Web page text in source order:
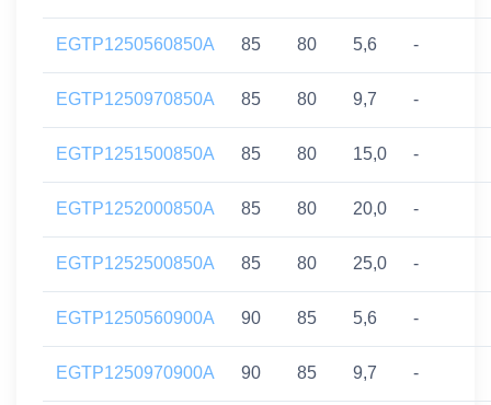
EGTP1250560850A 85 80 5,6 -
EGTP1250970850A 85 80 9,7 -
EGTP1251500850A 85 80 15,0 -
EGTP1252000850A 85 80 20,0 -
EGTP1252500850A 85 80 25,0 -
EGTP1250560900A 90 85 5,6 -
EGTP1250970900A 90 85 9,7 -